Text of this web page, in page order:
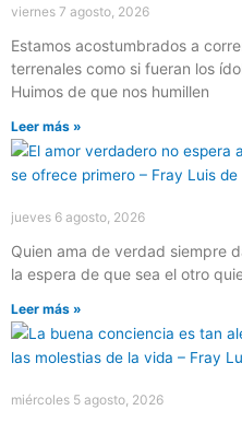
viernes 7 agosto, 2026
Estamos acostumbrados a
terrenales como si fueran los
Huimos de que nos humillen
Leer más »
jueves 6 agosto, 2026
Quien ama de verdad siempre
la espera de que sea el otro
Leer más »
miércoles 5 agosto, 2026